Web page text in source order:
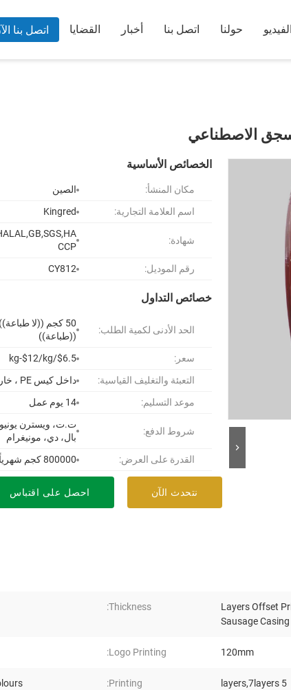
حولنا اتصل بنا أخبار القضايا اتصل بنا
الخصائص الأساسية
مكان المنشأ:
الصين
اسم العلامة التجارية:
Kingred
شهادة:
CCP
رقم الموديل:
CY812
خصائص التداول
الحد الأدنى لكمية الطلب:
((طباعة))
سعر:
$6.5/kg-$12/kg
التعبئة والتغليف القياسية:
داخل كيس PE ، خارج الكرتون
موعد التسليم:
14 يوم عمل
شروط الدفع:
ت.ت، ويسترن
بال، دي، مونيغرام
القدرة على العرض:
800000 كجم شهرياً
نتحدث الآن احصل على اقتباس
5 Layers Offset
Sausage Casing
Thickness:
120mm
Logo Printing:
5 layers,7layers
Printing: